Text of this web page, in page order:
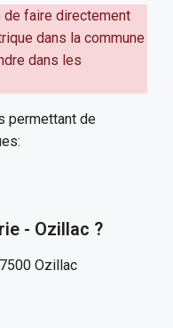
faire directement
dans la commune
dans les
permettant de
- Ozillac ?
Ozillac